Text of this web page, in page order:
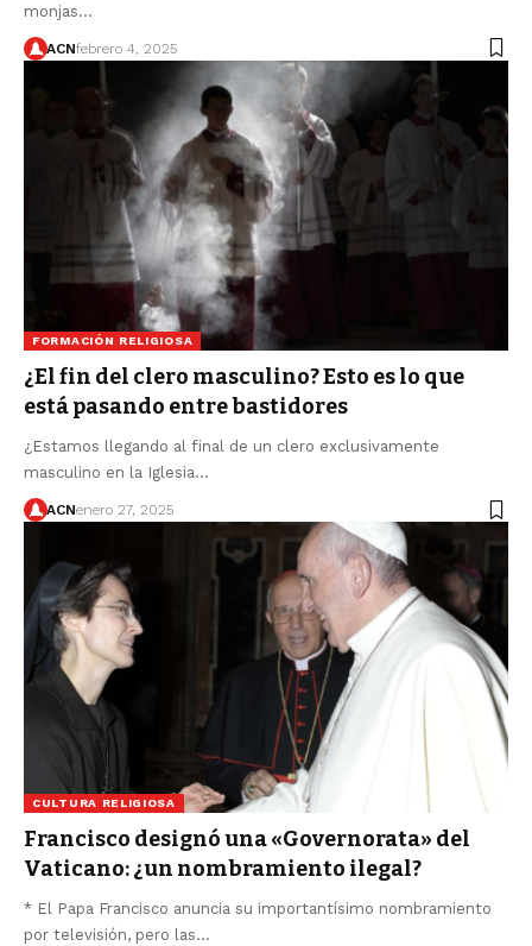
monjas…
ACNfebrero 4, 2025
FORMACIÓN RELIGIOSA
¿El fin del clero masculino? Esto es lo que
está pasando entre bastidores
¿Estamos llegando al final de un clero exclusivamente
masculino en la Iglesia…
ACNenero 27, 2025
CULTURA RELIGIOSA
Francisco designó una «Governorata» del
Vaticano: ¿un nombramiento ilegal?
* El Papa Francisco anuncia su importantísimo nombramiento
por televisión, pero las…